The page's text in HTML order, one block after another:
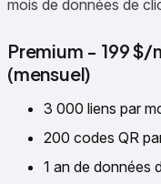
mois de données de
Premium - 199
(mensuel)
3 000 liens par
200 codes QR
1 an de données